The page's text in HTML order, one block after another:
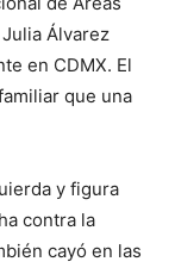
Álvarez
en CDMX. El
que una
y figura
contra la
cayó en las